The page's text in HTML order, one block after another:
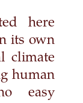
here
its own
climate
human
easy